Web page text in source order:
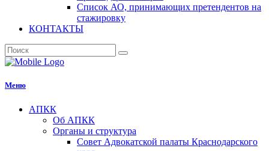
Список АО, принимающих претендентов на
стажировку
КОНТАКТЫ
Меню
АПКК
Об АПКК
Органы и структура
Совет Адвокатской палаты Краснодарского